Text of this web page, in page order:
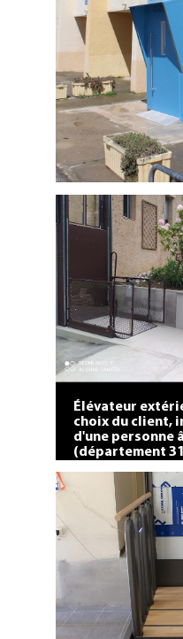
Installation
extérieur en
dans une
Port-La-
11).
Élévateur
choix du client,
d'une personne
(département